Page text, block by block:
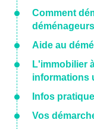
Comment
Aide au
L'immobilier
informations
Infos
Vos